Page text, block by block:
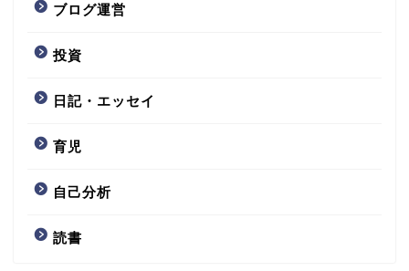
ブログ運営
投資
日記・エッセイ
育児
自己分析
読書